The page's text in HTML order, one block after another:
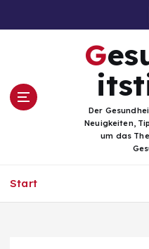
i
Gesundhe
Der
Neuigkeiten,
um das
Start